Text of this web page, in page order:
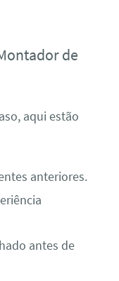
de
aqui estão
anteriores.
antes de